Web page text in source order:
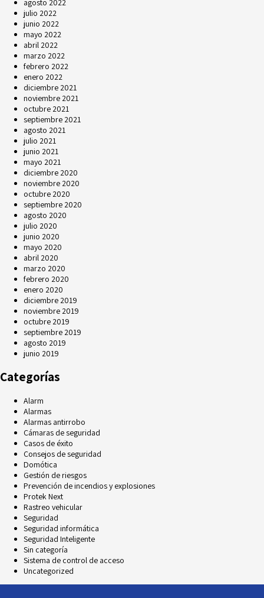
agosto 2022
julio 2022
junio 2022
mayo 2022
abril 2022
marzo 2022
febrero 2022
enero 2022
diciembre 2021
noviembre 2021
octubre 2021
septiembre 2021
agosto 2021
julio 2021
junio 2021
mayo 2021
diciembre 2020
noviembre 2020
octubre 2020
septiembre 2020
agosto 2020
julio 2020
junio 2020
mayo 2020
abril 2020
marzo 2020
febrero 2020
enero 2020
diciembre 2019
noviembre 2019
octubre 2019
septiembre 2019
agosto 2019
junio 2019
Categorías
Alarm
Alarmas
Alarmas antirrobo
Cámaras de seguridad
Casos de éxito
Consejos de seguridad
Domótica
Gestión de riesgos
Prevención de incendios y explosiones
Protek Next
Rastreo vehicular
Seguridad
Seguridad informática
Seguridad Inteligente
Sin categoría
Sistema de control de acceso
Uncategorized